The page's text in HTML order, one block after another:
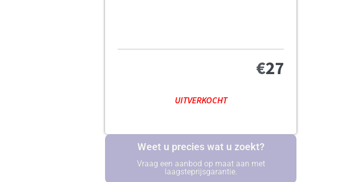
€27
UITVERKOCHT
Weet u precies wat u zoekt?
Vraag een aanbod op maat aan met
laagsteprijsgarantie.